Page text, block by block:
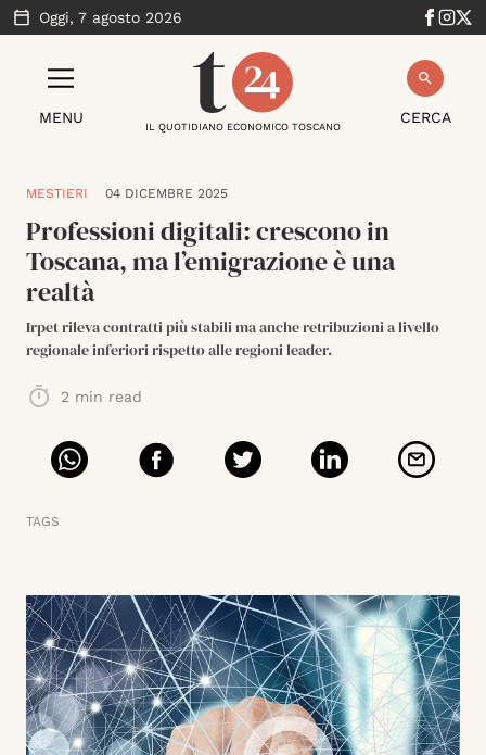
Oggi, 7 agosto 2026
MENU CERCA
IL QUOTIDIANO ECONOMICO TOSCANO
MESTIERI 04 DICEMBRE 2025
Professioni digitali: crescono in
Toscana, ma l’emigrazione è una
realtà
Irpet rileva contratti più stabili ma anche retribuzioni a livello
regionale inferiori rispetto alle regioni leader.
2 min read
TAGS